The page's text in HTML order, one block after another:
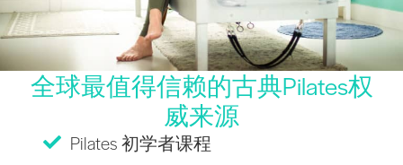
全球最值得信赖的古典Pilates权
威来源
Pilates 初学者课程